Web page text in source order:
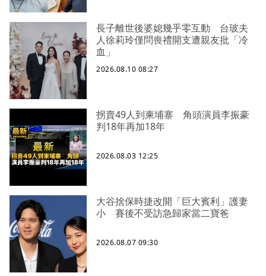
長子離世後婆媳幾乎零互動 台玻夫
人徐莉玲僅問喪禮開支遭親友批「冷
血」
2026.08.10 08:27
拐賣49人到柬埔寨 角頭演員李振豪
判18年再加18年
2026.08.03 12:25
大谷捨保時捷改開「巨大賓利」護妻
小 賽後不受訪急歸家當二寶爸
2026.08.07 09:30